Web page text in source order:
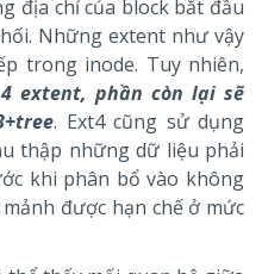
địa chỉ của block bắt đầu
Những extent như vậy
trong inode. Tuy nhiên,
extent, phần còn lại sẽ
. Ext4 cũng sử dụng
thập những dữ liệu phải
khi phân bổ vào không
được hạn chế ở mức